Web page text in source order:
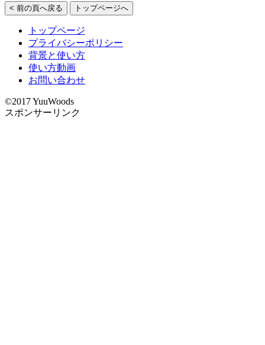
< 前の頁へ戻る トップページへ
トップページ
プライバシーポリシー
背景と使い方
使い方動画
お問い合わせ
©2017 YuuWoods
スポンサーリンク